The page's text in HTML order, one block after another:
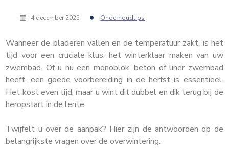
4 december 2025 Onderhoudtips
Wanneer de bladeren vallen en de temperatuur zakt, is het
tijd voor een cruciale klus: het winterklaar maken van uw
zwembad. Of u nu een monoblok, beton of liner zwembad
heeft, een goede voorbereiding in de herfst is essentieel.
Het kost even tijd, maar u wint dit dubbel en dik terug bij de
heropstart in de lente.
Twijfelt u over de aanpak? Hier zijn de antwoorden op de
belangrijkste vragen over de overwintering.